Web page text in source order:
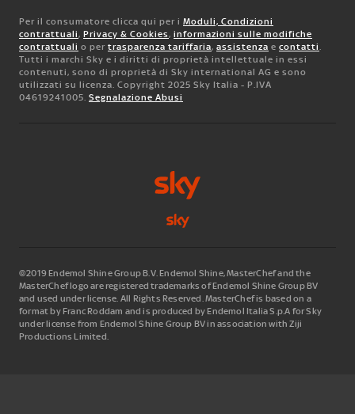
Per il consumatore clicca qui per i Moduli, Condizioni
contrattuali, Privacy & Cookies, informazioni sulle modifiche
contrattuali o per trasparenza tariffaria, assistenza e contatti.
Tutti i marchi Sky e i diritti di proprietà intellettuale in essi
contenuti, sono di proprietà di Sky international AG e sono
utilizzati su licenza. Copyright 2025 Sky Italia - P.IVA
04619241005. Segnalazione Abusi
©2019 Endemol Shine Group B.V. Endemol Shine, MasterChef and the
MasterChef logo are registered trademarks of Endemol Shine Group BV
and used under license. All Rights Reserved. MasterChef is based on a
format by Franc Roddam and is produced by Endemol Italia S.p.A for Sky
under license from Endemol Shine Group BV in association with Ziji
Productions Limited.